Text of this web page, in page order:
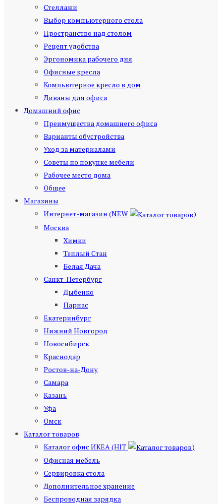
Стеллажи
Выбор компьютерного стола
Пространство над столом
Рецепт удобства
Эргономика рабочего дня
Офисные кресла
Компьютерное кресло в дом
Диваны для офиса
Домашний офис
Преимущества домашнего офиса
Варианты обустройства
Уход за материалами
Советы по покупке мебели
Рабочее место дома
Общее
Магазины
Интернет-магазин (NEW
)
Москва
Химки
Теплый Стан
Белая Дача
Санкт-Петербург
Дыбенко
Парнас
Екатеринбург
Нижний Новгород
Новосибирск
Краснодар
Ростов-на-Дону
Самара
Казань
Уфа
Омск
Каталог товаров
Каталог офис ИКЕА (HIT
)
Офисная мебель
Сервировка стола
Дополнительное хранение
Беспроводная зарядка